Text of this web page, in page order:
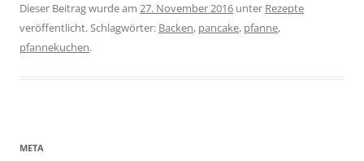
Dieser Beitrag wurde am 27. November 2016 unter Rezepte
veröffentlicht. Schlagwörter: Backen, pancake, pfanne,
pfannekuchen.
META